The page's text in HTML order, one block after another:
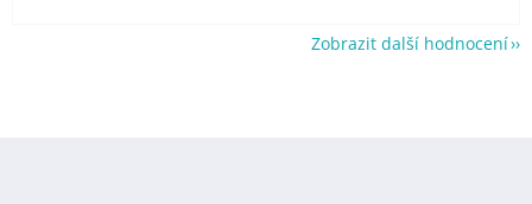
Zobrazit další hodnocení